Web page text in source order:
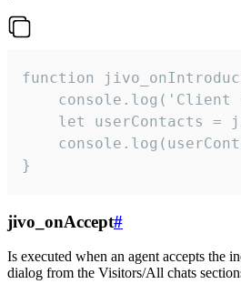
function
console.log('Client
let userContacts =
}
jivo_onAccept#
Is executed when an agent accepts the
dialog from the Visitors/All chats